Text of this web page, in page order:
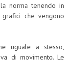
norma tenendo in
che vengono
uguale a stesso,
di movimento. Le